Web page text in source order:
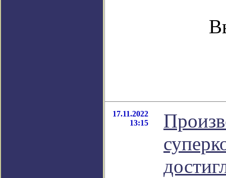
17.11.2022
13:15